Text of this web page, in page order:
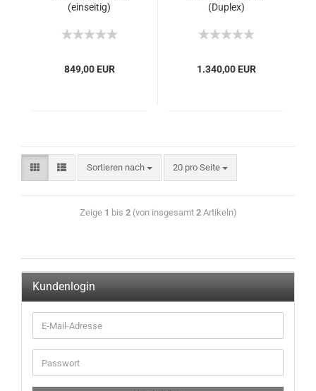
(einseitig)
849,00 EUR
(Duplex)
1.340,00 EUR
Sortieren nach 20 pro Seite
Zeige 1 bis 2(von insgesamt 2Artikeln)
Kundenlogin